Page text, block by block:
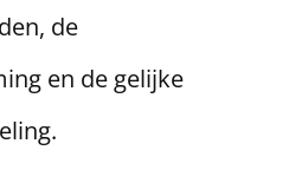
de
en de gelijke